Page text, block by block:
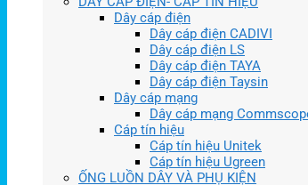
Dây cáp điện
Dây cáp điện CADIVI
Dây cáp điện LS
Dây cáp điện TAYA
Dây cáp điện Taysin
Dây cáp mạng
Dây cáp mạng
Cáp tín hiệu
Cáp tín hiệu Unitek
Cáp tín hiệu Ugreen
ỐNG LUỒN DÂY VÀ PHỤ KIỆN